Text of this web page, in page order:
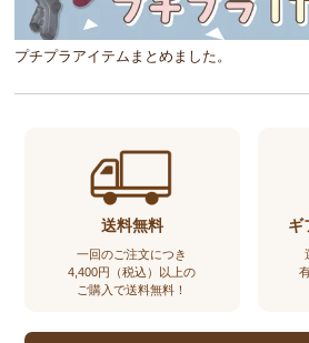
プチプラアイテムまとめました。
送料無料
一回のご注文につき
4,400円（税込）以上の
ご購入で送料無料！
ギ